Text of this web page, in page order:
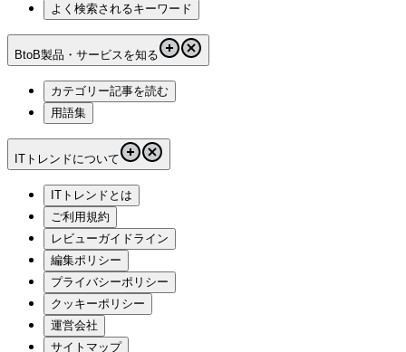
よく検索されるキーワード
BtoB製品・サービスを知る
カテゴリー記事を読む
用語集
ITトレンドについて
ITトレンドとは
ご利用規約
レビューガイドライン
編集ポリシー
プライバシーポリシー
クッキーポリシー
運営会社
サイトマップ